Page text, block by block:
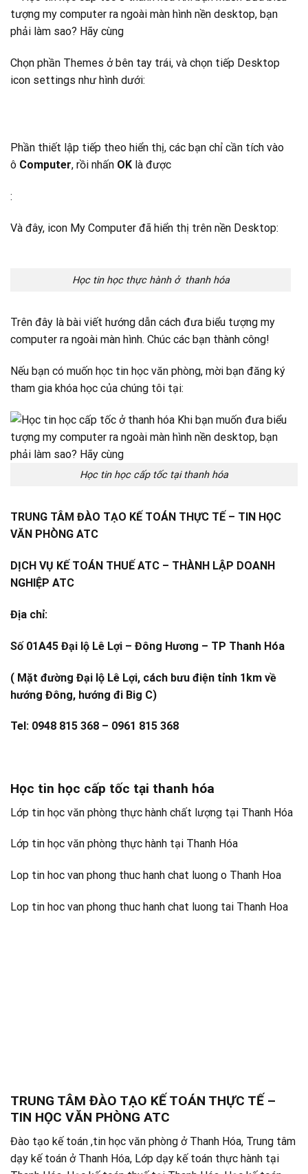
Chọn phần Themes ở bên tay trái, và chọn tiếp Desktop
icon settings như hình dưới:
Phần thiết lập tiếp theo hiển thị, các bạn chỉ cần tích vào
ô Computer, rồi nhấn OK là được
:
Và đây, icon My Computer đã hiển thị trên nền Desktop:
Học tin học thực hành ở thanh hóa
Trên đây là bài viết hướng dẫn cách đưa biểu tượng my
computer ra ngoài màn hình. Chúc các bạn thành công!
Nếu bạn có muốn học tin học văn phòng, mời bạn đăng ký
tham gia khóa học của chúng tôi tại:
Học tin học cấp tốc tại thanh hóa
TRUNG TÂM ĐÀO TẠO KẾ TOÁN THỰC TẾ – TIN HỌC
VĂN PHÒNG ATC
DỊCH VỤ KẾ TOÁN THUẾ ATC – THÀNH LẬP DOANH
NGHIỆP ATC
Địa chỉ:
Số 01A45 Đại lộ Lê Lợi – Đông Hương – TP Thanh Hóa
( Mặt đường Đại lộ Lê Lợi, cách bưu điện tỉnh 1km về
hướng Đông, hướng đi Big C)
Tel: 0948 815 368 – 0961 815 368
Học tin học cấp tốc tại thanh hóa
Lớp tin học văn phòng thực hành chất lượng tại Thanh Hóa
Lớp tin học văn phòng thực hành tại Thanh Hóa
Lop tin hoc van phong thuc hanh chat luong o Thanh Hoa
Lop tin hoc van phong thuc hanh chat luong tai Thanh Hoa
TRUNG TÂM ĐÀO TẠO KẾ TOÁN THỰC TẾ –
TIN HỌC VĂN PHÒNG ATC
Đào tạo kế toán ,tin học văn phòng ở Thanh Hóa, Trung tâm
dạy kế toán ở Thanh Hóa, Lớp dạy kế toán thực hành tại